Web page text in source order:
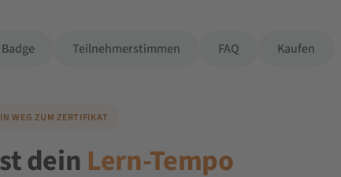
Teilnehmerstimmen FAQ Kaufen
WEG ZUM ZERTIFIKAT
dein Lern-Tempo